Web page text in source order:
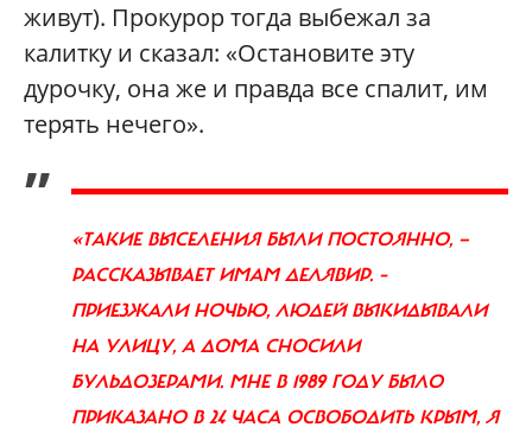
живут). Прокурор тогда выбежал за
калитку и сказал: «Остановите эту
дурочку, она же и правда все спалит, им
терять нечего».
„
«ТАКИЕ ВЫСЕЛЕНИЯ БЫЛИ ПОСТОЯННО, —
РАССКАЗЫВАЕТ ИМАМ ДЕЛЯВИР. –
ПРИЕЗЖАЛИ НОЧЬЮ, ЛЮДЕЙ ВЫКИДЫВАЛИ
НА УЛИЦУ, А ДОМА СНОСИЛИ
БУЛЬДОЗЕРАМИ. МНЕ В 1989 ГОДУ БЫЛО
ПРИКАЗАНО В 24 ЧАСА ОСВОБОДИТЬ КРЫМ, Я